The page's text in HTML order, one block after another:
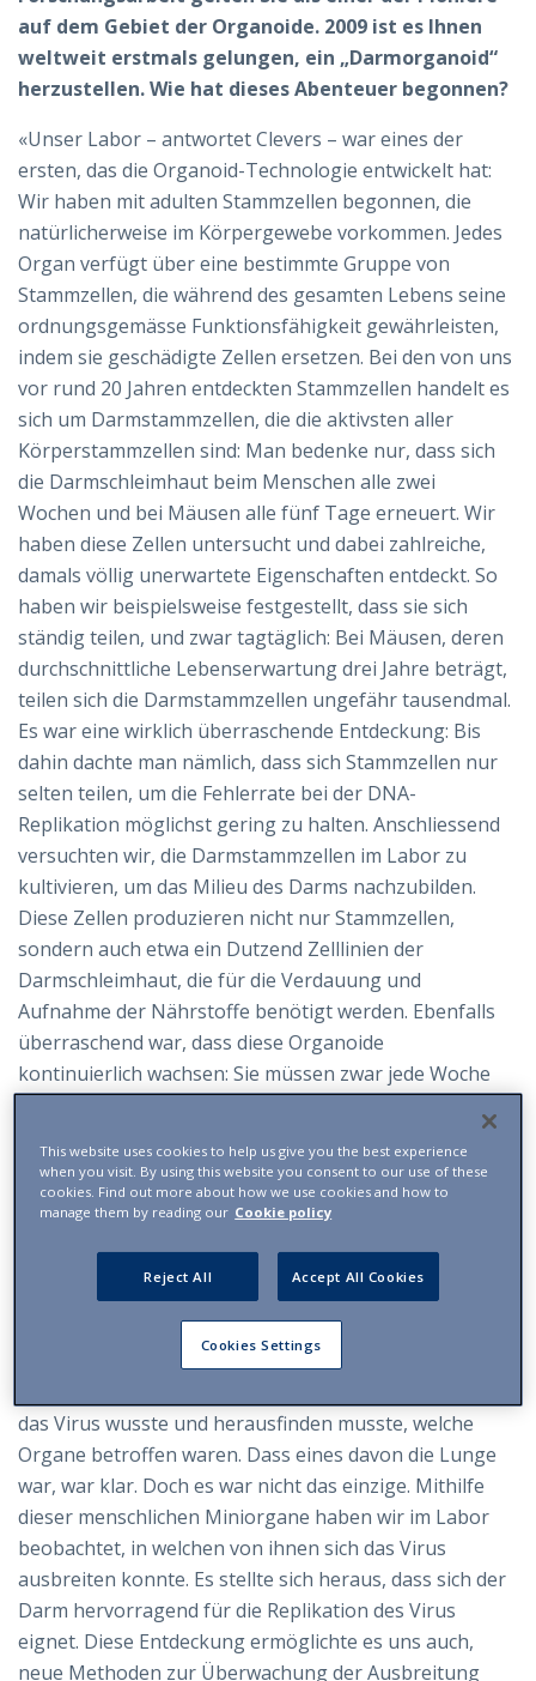
auf dem Gebiet der Organoide. 2009 ist es Ihnen
weltweit erstmals gelungen, ein „Darmorganoid“
herzustellen. Wie hat dieses Abenteuer begonnen?
«Unser Labor – antwortet Clevers – war eines der
ersten, das die Organoid-Technologie entwickelt hat:
Wir haben mit adulten Stammzellen begonnen, die
natürlicherweise im Körpergewebe vorkommen. Jedes
Organ verfügt über eine bestimmte Gruppe von
Stammzellen, die während des gesamten Lebens seine
ordnungsgemässe Funktionsfähigkeit gewährleisten,
indem sie geschädigte Zellen ersetzen. Bei den von uns
vor rund 20 Jahren entdeckten Stammzellen handelt es
sich um Darmstammzellen, die die aktivsten aller
Körperstammzellen sind: Man bedenke nur, dass sich
die Darmschleimhaut beim Menschen alle zwei
Wochen und bei Mäusen alle fünf Tage erneuert. Wir
haben diese Zellen untersucht und dabei zahlreiche,
damals völlig unerwartete Eigenschaften entdeckt. So
haben wir beispielsweise festgestellt, dass sie sich
ständig teilen, und zwar tagtäglich: Bei Mäusen, deren
durchschnittliche Lebenserwartung drei Jahre beträgt,
teilen sich die Darmstammzellen ungefähr tausendmal.
Es war eine wirklich überraschende Entdeckung: Bis
dahin dachte man nämlich, dass sich Stammzellen nur
selten teilen, um die Fehlerrate bei der DNA-
Replikation möglichst gering zu halten. Anschliessend
versuchten wir, die Darmstammzellen im Labor zu
kultivieren, um das Milieu des Darms nachzubilden.
Diese Zellen produzieren nicht nur Stammzellen,
sondern auch etwa ein Dutzend Zelllinien der
Darmschleimhaut, die für die Verdauung und
Aufnahme der Nährstoffe benötigt werden. Ebenfalls
überraschend war, dass diese Organoide
kontinuierlich wachsen: Sie müssen zwar jede Woche
Millimeter werden, aber innerhalb eines Monats kann
man aus einer einzigen Stammzelle viele Organoide
herstellen und viele Jahre so weitermachen».
Stimmt es, dass Sie Organoide auch zur
Erforschung von Covid-19 eingesetzt haben? Was
«Ja, das stimmt. Wir haben sie in der ersten Phase der
das Virus wusste und herausfinden musste, welche
Organe betroffen waren. Dass eines davon die Lunge
war, war klar. Doch es war nicht das einzige. Mithilfe
dieser menschlichen Miniorgane haben wir im Labor
beobachtet, in welchen von ihnen sich das Virus
ausbreiten konnte. Es stellte sich heraus, dass sich der
Darm hervorragend für die Replikation des Virus
eignet. Diese Entdeckung ermöglichte es uns auch,
neue Methoden zur Überwachung der Ausbreitung
This website uses cookies to help us give you the best experience
when you visit. By using this website you consent to our use of these
cookies. Find out more about how we use cookies and how to
manage them by reading our Cookie policy
Reject All Accept All Cookies
Cookies Settings